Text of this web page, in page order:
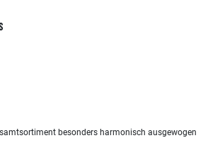
besonders harmonisch ausgewogen